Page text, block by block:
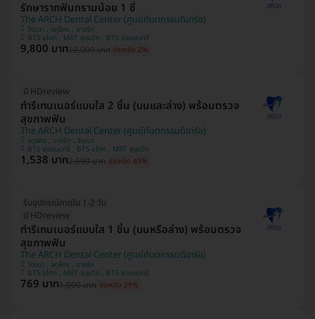
รักษารากฟันกรามน้อย 1 ซี่
The ARCH Dental Center (ศูนย์ทันตกรรมดิอาร์ช)
วัฒนา , จตุจักร , บางรัก
BTS อโศก , MRT สุขุมวิท , BTS ช่องนนทรี
9,800 บาท10,000 บาท ประหยัด 2%
มี HDreview
ทำรีเทนเนอร์แบบใส 2 ชิ้น (บนและล่าง) พร้อมตรวจ
สุขภาพฟัน
The ARCH Dental Center (ศูนย์ทันตกรรมดิอาร์ช)
จตุจักร , บางรัก , วัฒนา
BTS ช่องนนทรี , BTS อโศก , MRT สุขุมวิท
1,538 บาท2,690 บาท ประหยัด 43%
รับอุปกรณ์ภายใน 1-2 วัน
มี HDreview
ทำรีเทนเนอร์แบบใส 1 ชิ้น (บนหรือล่าง) พร้อมตรวจ
สุขภาพฟัน
The ARCH Dental Center (ศูนย์ทันตกรรมดิอาร์ช)
วัฒนา , จตุจักร , บางรัก
BTS อโศก , MRT สุขุมวิท , BTS ช่องนนทรี
769 บาท1,090 บาท ประหยัด 29%